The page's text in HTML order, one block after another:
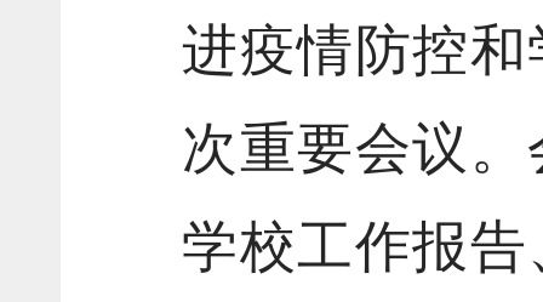
进疫情防控
次重要会议
学校工作报